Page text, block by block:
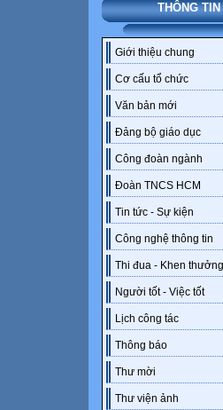
THÔNG TIN
Giới thiệu chung
Cơ cấu tổ chức
Văn bản mới
Đảng bộ giáo dục
Công đoàn ngành
Đoàn TNCS HCM
Tin tức - Sự kiện
Công nghệ thông tin
Thi đua - Khen thưởng
Người tốt - Việc tốt
Lịch công tác
Thông báo
Thư mời
Thư viện ảnh